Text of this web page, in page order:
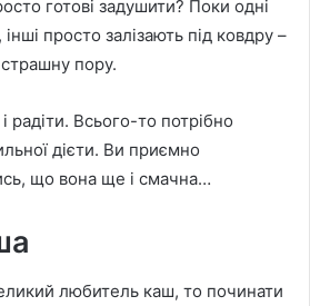
готові задушити? Поки одні
просто залізають під ковдру –
пору.
Всього-то потрібно
дієти. Ви приємно
що вона ще і смачна…
любитель каш, то починати